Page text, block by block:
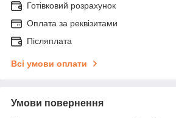
Готівковий розрахунок
Оплата за реквізитами
Післяплата
Всі умови оплати
Умови повернення